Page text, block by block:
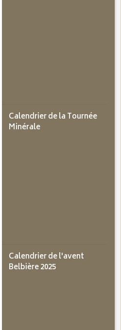
Calendrier de la Tournée
Minérale
Calendrier de l'avent
Belbière 2025